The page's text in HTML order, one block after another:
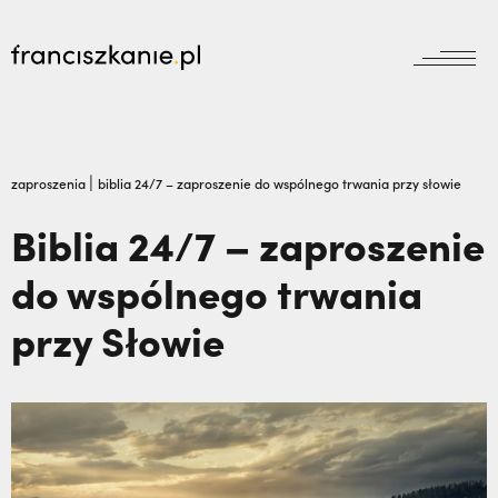
jubileusz
odpust
wydarzenia
dokumenty
biblioteka
wydarzenia
prowincja
powołanie
dzieła
misje
zakon
bracia mniejsi
reguła i życie
franciszek
duchowość
księgarnia
wesprzyj
kontakt
Wyszukiwarka
„Nie jedź na misje, dopóki matka żyje!”
Najtrudniejsza rozmowa braci bliźniaków. |
zaproszenia | biblia 24/7 – zaproszenie do wspólnego trwania przy słowie
Biblia 24/7 – zaproszenie
do wspólnego trwania
przy Słowie